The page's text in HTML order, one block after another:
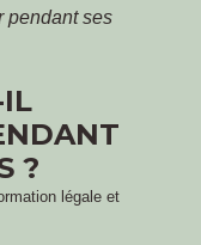
pendant ses
IL
?
légale et